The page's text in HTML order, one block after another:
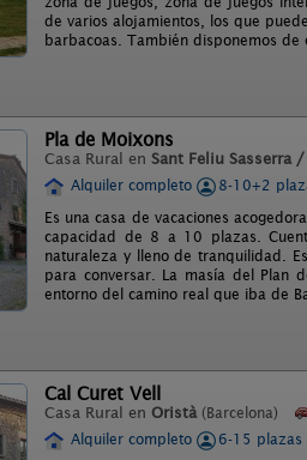
de varios alojamientos, los que
barbacoas. También disponemos de
Pla de Moixons
Casa Rural en Sant Feliu Sasserra
Alquiler completo
8-10+2
Es una casa de vacaciones
capacidad de 8 a 10 plazas.
naturaleza y lleno de tranquilidad.
para conversar. La masía del Plan
entorno del camino real que iba de
Cal Curet Vell
Casa Rural en Oristà (Barcelona)
Alquiler completo
6-15 plazas